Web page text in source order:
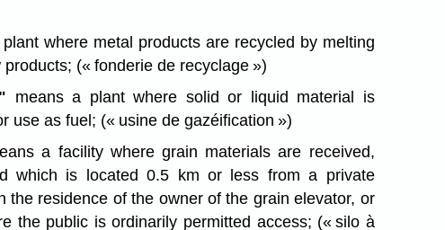
where metal products are recycled by melting
products; (« fonderie de recyclage »)
means a plant where solid or liquid material is
use as fuel; (« usine de gazéification »)
a facility where grain materials are received,
which is located 0.5 km or less from a private
the residence of the owner of the grain elevator, or
the public is ordinarily permitted access; (« silo à